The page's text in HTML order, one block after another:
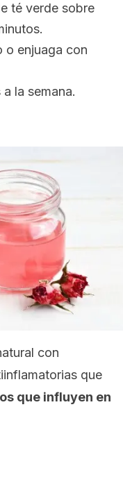
té verde sobre
o enjuaga con
la semana.
con
que
que influyen en